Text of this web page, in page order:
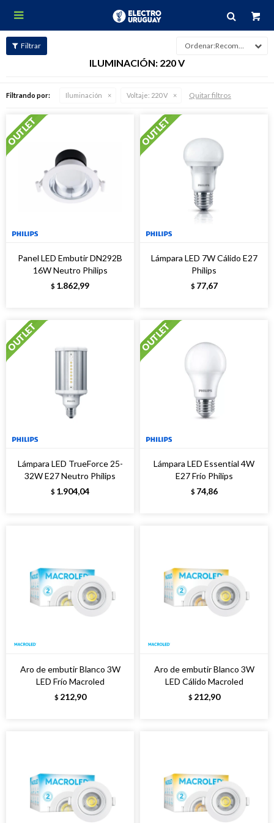

Recomendados
ILUMINACIÓN: 220 V
Filtrando por: Iluminación Voltaje: 220 V Quitar filtros
Panel LED Embutir DN292B
16W Neutro Philips
$ 1.862,99
Lámpara LED 7W Cálido E27
Philips
$ 77,67
Lámpara LED TrueForce 25-
32W E27 Neutro Philips
$ 1.904,04
Lámpara LED Essential 4W
E27 Frío Philips
$ 74,86
Aro de embutir Blanco 3W
LED Frío Macroled
$ 212,90
Aro de embutir Blanco 3W
LED Cálido Macroled
$ 212,90